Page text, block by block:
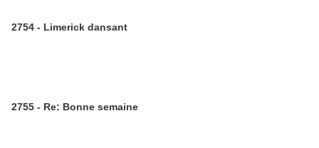
2754 - Limerick dansant
2755 - Re: Bonne semaine